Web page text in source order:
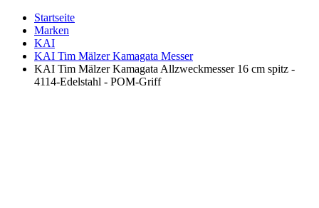
Startseite
Marken
KAI
KAI Tim Mälzer Kamagata Messer
KAI Tim Mälzer Kamagata Allzweckmesser 16 cm spitz -
4114-Edelstahl - POM-Griff